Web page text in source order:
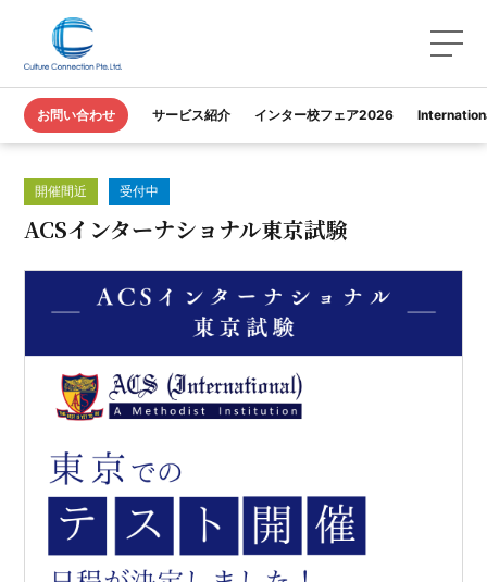
お問い合わせ サービス紹介 インター校フェア2026
TOP セミナー/フェア ACSインターナショナル東京試験
開催間近 受付中
ACSインターナショナル東京試験